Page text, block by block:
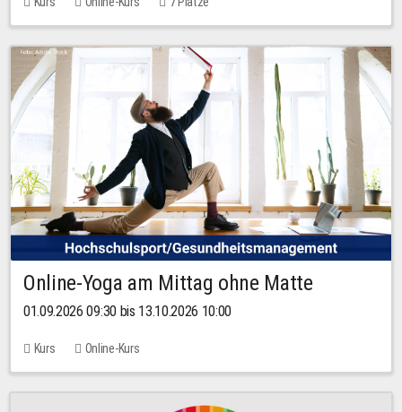
Online-Yoga am Mittag ohne Matte
01.09.2026 09:30 bis 13.10.2026 10:00
Kurs Online-Kurs